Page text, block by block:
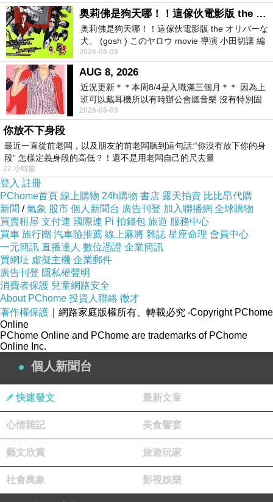
心，當她視自己為被人包養的爛貨，但李小寬不如此看，
他看到的是一個人內在的無助、無奈與掙扎。拿陸平與李
小寬兩相對比，就可以看出彼此的差異，前者以錢或物質
建立情感，而後者則是以真心誠意地對待一個人。這也就
是當方柔伊聽完李小寬講的話後，眼淚有股潸然欲下的感
覺。
【情敵現身】
在陸平調查完方柔伊變心的緣由後，他發現了李小寬的
存在，也知曉自己在方柔伊心中的份量已大不如前。陸平
可說是從情人的身份退位成一般的追求者，恐怕是淪為情
敵的角色，心中感覺五味雜陳，於是拎著高爾夫球桿要拿
李小寬出氣。就在兩人扭打一輪之後，陸平掉了假牙，方
結束這場鬧劇。之後，陸平找方柔伊理論，言詞犀利但卻
無法挽回這段他原以為用金錢就可以手到擒來的感情，這
如意算盤他可算是賠了夫人又折兵。
像陸平這樣的角色，在韓劇中也有一位，出現在《陷入
純情》的李俊熙(尹賢敏飾)，他喜歡金純情(金素妍飾)，但
卻始終得不到她的芳心。一開始，金純情傾心於馬東旭(陳
久飾)，兩人的感情非常深厚，甚至有結婚的打算。但在馬
東旭查案的過程中，發覺好朋友李俊熙涉及不法勾當，要
之後，金純情走出了喪失愛人的創傷後，漸漸喜歡上姜
敏浩(鄭敬淏飾)，李俊熙心中更燃起了熊熊的怒火。他不
只是想在事業上拚過姜敏浩，更要在情感上贏過金純情的
新男友。他為了打垮對方，無所不用其極，加上運用自己
奥莉佛是狗天哪！！這傢伙電影版 the オリバーな犬、 (gosh ) このヤロウ movie
奥莉佛是狗天哪！！這傢伙電影版 the オリバーな
犬、 (gosh ) このヤロウ movie 導演 小田切讓 編
劇: 小田切讓 主演: 小田切讓
2026-08-09
AUG 8, 2026
近況更新＊＊本周8/4是入職滿三個月＊＊ 因為上
班可以戴耳機所以有時辦公會聽音樂 沒有特別固
定哪天但就是一周某一天會固定聽'90
2026-08-09
你放不下身段
最近一直從前老闆，以及朋友的前老闆聽到這句話:“你沒有放下你的身
段” 怎樣定義身段的高低？！還不是用老闆自己的尺去量
22 小時前
登入 註冊
PChome首頁 線上購物 24h購物 書店 露天拍賣 比比昂代購
新聞 /氣象 股市 個人新聞台 廣告刊登 加入聯播網 全球購物
買賣租屋 支付連 國際連 Pi 拍錢包 旅遊 服務中心
買車 旅行團 汽車險推薦 線上麻將 雜誌 星座命理 會員中心
一元簡訊 直播達人 數位憑證 企業簡訊
買網址 虛擬主機 企業郵件
廣告刊登 隱私權聲明
消費者保護 兒童網路安全
About PChome 投資人聯絡 徵才
著作權保護 ｜網路家庭版權所有、轉載必究 ‧Copyright PChome
Online
PChome Online and PChome are trademarks of PChome
Online Inc.
個人新聞台
快速發文 最新文章
心情雜記 美食饗宴
藝文欣賞 旅遊玩家
社會萬象 影視娛樂